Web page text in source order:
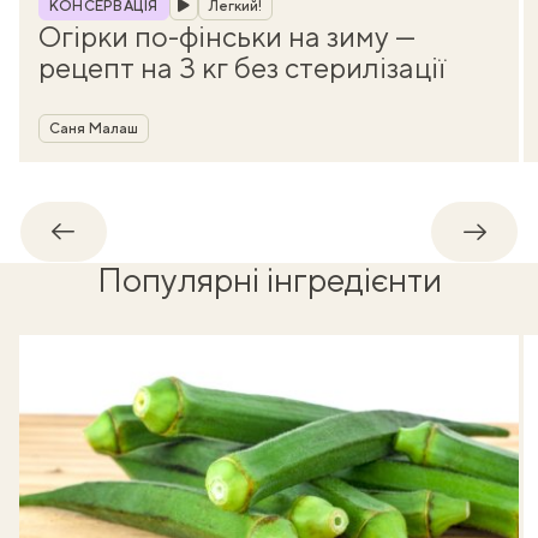
КОНСЕРВАЦІЯ Легкий!
Огірки по-фінськи на зиму —
рецепт на 3 кг без стерилізації
Автор
Саня Малаш
Назад
Популярні інгредієнти